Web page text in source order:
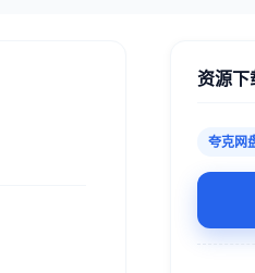
资源下
夸克网